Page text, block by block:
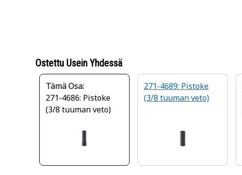
Ostettu Usein Yhdessä
Tämä Osa:
271-4686: Pistoke
(3/8 tuuman veto)
271-4689: Pistoke
(3/8 tuuman veto)